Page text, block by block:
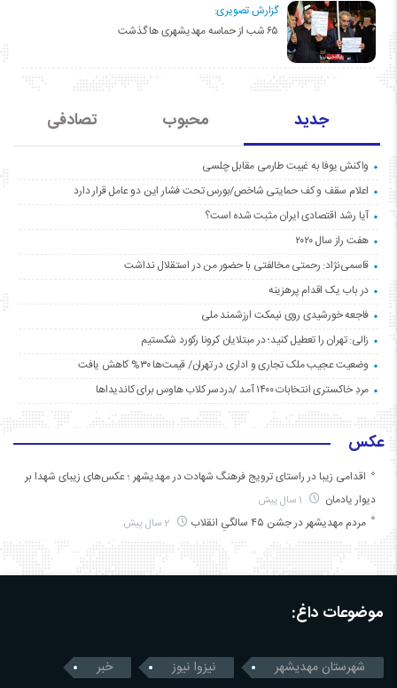
گزارش تصویری:
۶۵ شب از حماسه مهدیشهری ها گذشت
جدید محبوب تصادفی
واکنش یوفا به غیبت طارمی مقابل چلسی
اعلام سقف و کف حمایتی شاخص/بورس تحت فشار این دو عامل قرار دارد
آیا رشد اقتصادی ایران مثبت شده است؟
هفت راز سال ۲۰۲۰
قاسمی‌نژاد: رحمتی مخالفتی با حضور من در استقلال نداشت
در باب یک اقدام پرهزینه
فاجعه خورشیدی روی نیمکت ارزشمند ملی
زالی: تهران را تعطیل کنید؛ در مبتلایان کرونا رکورد شکستیم
وضعیت عجیب ملک تجاری و اداری در تهران/ قیمت‌ها ۳۰% کاهش یافت
مردِ خاکستری انتخابات ۱۴۰۰ آمد /دردسر کلاب هاوس برای کاندیداها
عکس
اقدامی زیبا در راستای ترویج فرهنگ شهادت در مهدیشهر ؛ عکس‌های زیبای شهدا بر
دیوار یادمان
مردم مهدیشهر در جشن ۴۵ سالگیِ انقلاب
موضوعات داغ:
شهرستان مهدیشهر نیزوا نیوز خبر